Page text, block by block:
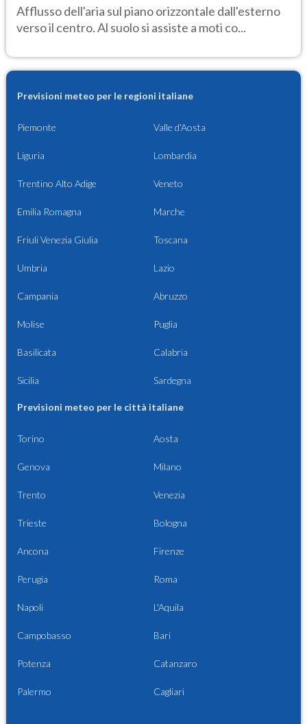
Afflusso dell'aria sul piano orizzontale dall'esterno
verso il centro. Al suolo si assiste a moti co...
Previsioni meteo per le regioni italiane
Piemonte Valle d'Aosta
Liguria Lombardia
Trentino Alto Adige Veneto
Emilia Romagna Marche
Friuli Venezia Giulia Toscana
Umbria Lazio
Campania Abruzzo
Molise Puglia
Basilicata Calabria
Sicilia Sardegna
Previsioni meteo per le città italiane
Torino Aosta
Genova Milano
Trento Venezia
Trieste Bologna
Ancona Firenze
Perugia Roma
Napoli L'Aquila
Campobasso Bari
Potenza Catanzaro
Palermo Cagliari